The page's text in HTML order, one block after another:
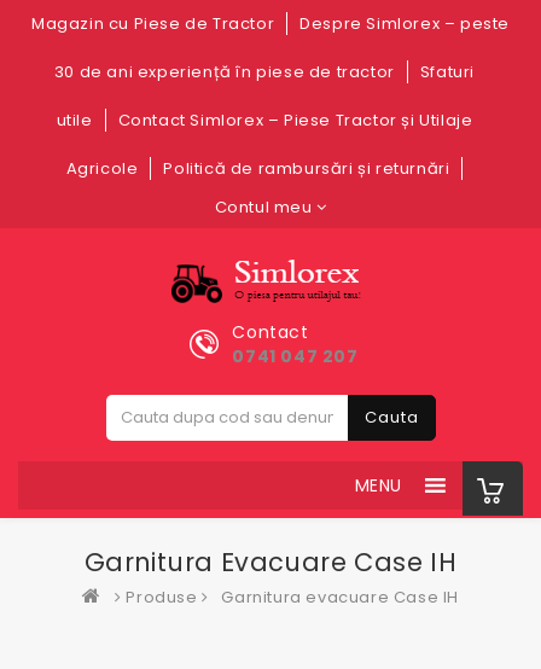
Magazin cu Piese de Tractor Despre Simlorex – peste
30 de ani experiență în piese de tractor Sfaturi
utile Contact Simlorex – Piese Tractor și Utilaje
Agricole
Politică de rambursări și returnări
Contul meu
Contact
0741 047 207
Cauta
MENU
Garnitura Evacuare Case IH
Produse Garnitura evacuare Case IH